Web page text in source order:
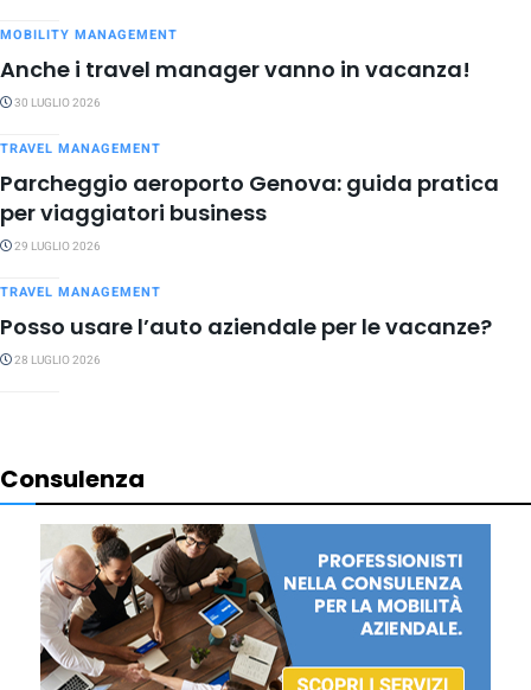
MOBILITY MANAGEMENT
Anche i travel manager vanno in vacanza!
30 LUGLIO 2026
TRAVEL MANAGEMENT
Parcheggio aeroporto Genova: guida pratica
per viaggiatori business
29 LUGLIO 2026
TRAVEL MANAGEMENT
Posso usare l’auto aziendale per le vacanze?
28 LUGLIO 2026
Consulenza